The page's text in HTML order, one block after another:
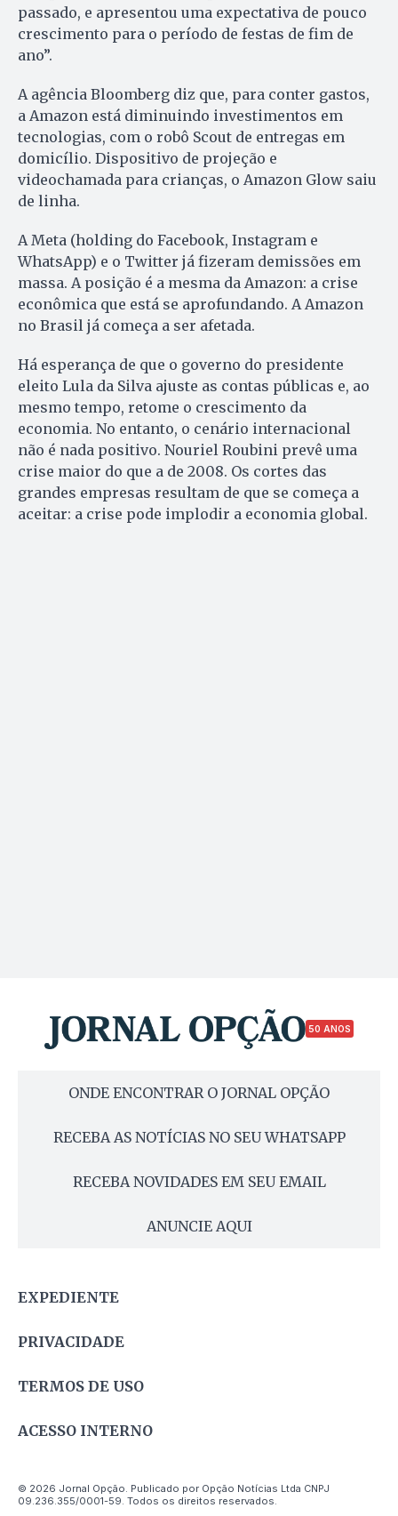
passado, e apresentou uma expectativa de pouco
crescimento para o período de festas de fim de
ano”.
A agência Bloomberg diz que, para conter gastos,
a Amazon está diminuindo investimentos em
tecnologias, com o robô Scout de entregas em
domicílio. Dispositivo de projeção e
videochamada para crianças, o Amazon Glow saiu
de linha.
A Meta (holding do Facebook, Instagram e
WhatsApp) e o Twitter já fizeram demissões em
massa. A posição é a mesma da Amazon: a crise
econômica que está se aprofundando. A Amazon
no Brasil já começa a ser afetada.
Há esperança de que o governo do presidente
eleito Lula da Silva ajuste as contas públicas e, ao
mesmo tempo, retome o crescimento da
economia. No entanto, o cenário internacional
não é nada positivo. Nouriel Roubini prevê uma
crise maior do que a de 2008. Os cortes das
grandes empresas resultam de que se começa a
aceitar: a crise pode implodir a economia global.
50 ANOS
ONDE ENCONTRAR O JORNAL OPÇÃO
RECEBA AS NOTÍCIAS NO SEU WHATSAPP
RECEBA NOVIDADES EM SEU EMAIL
ANUNCIE AQUI
EXPEDIENTE
PRIVACIDADE
TERMOS DE USO
ACESSO INTERNO
© 2026 Jornal Opção. Publicado por Opção Notícias Ltda CNPJ
09.236.355/0001-59. Todos os direitos reservados.